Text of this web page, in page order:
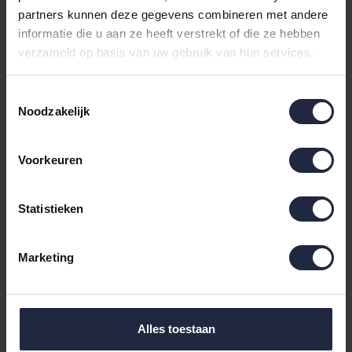
partners kunnen deze gegevens combineren met andere
informatie die u aan ze heeft verstrekt of die ze hebben
verzameld op basis van uw gebruik van hun services.
Noodzakelijk
Voorkeuren
Statistieken
Marketing
Alles toestaan
29,95 39,95 29,95 39,95
coral fleece/suede plaid
coral fleece/suede plaid
150x200cm redwood